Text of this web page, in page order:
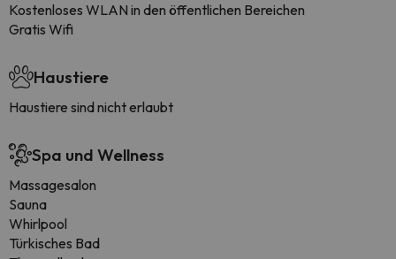
Kostenloses WLAN in den öffentlichen Bereichen
Gratis Wifi
Haustiere
Haustiere sind nicht erlaubt
Spa und Wellness
Massagesalon
Sauna
Whirlpool
Türkisches Bad